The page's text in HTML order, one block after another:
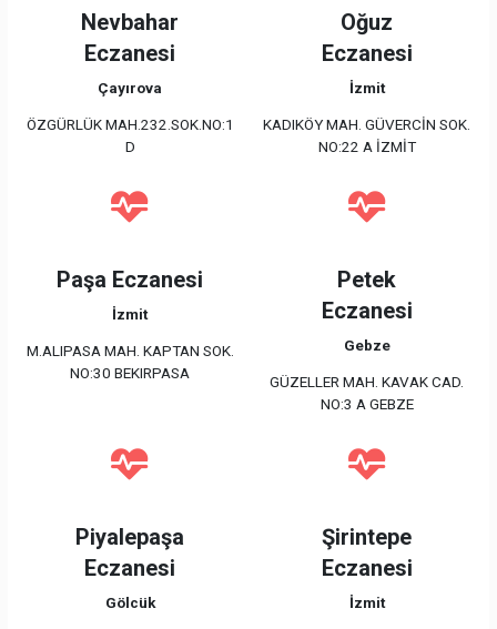
Nevbahar
Eczanesi
Çayırova
ÖZGÜRLÜK MAH.232.SOK.NO:1
D
Oğuz
Eczanesi
İzmit
KADIKÖY MAH. GÜVERCİN SOK.
NO:22 A İZMİT
Paşa Eczanesi
İzmit
M.ALIPASA MAH. KAPTAN SOK.
NO:30 BEKIRPASA
Petek
Eczanesi
Gebze
GÜZELLER MAH. KAVAK CAD.
NO:3 A GEBZE
Piyalepaşa
Eczanesi
Gölcük
Şirintepe
Eczanesi
İzmit